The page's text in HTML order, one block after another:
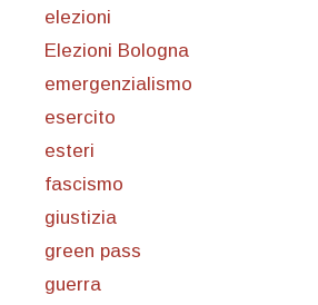
elezioni
Elezioni Bologna
emergenzialismo
esercito
esteri
fascismo
giustizia
green pass
guerra